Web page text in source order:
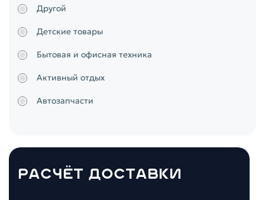
Другой
Детские товары
Бытовая и офисная техника
Активный отдых
Автозапчасти
РАСЧЁТ ДОСТАВКИ